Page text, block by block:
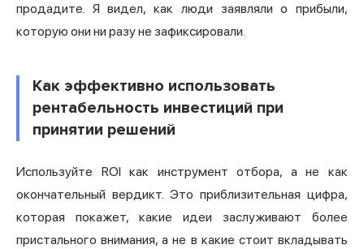
продадите. Я видел, как люди заявляли о прибыли,
которую они ни разу не зафиксировали.
Как эффективно использовать
рентабельность инвестиций при
принятии решений
Используйте ROI как инструмент отбора, а не как
окончательный вердикт. Это приблизительная цифра,
которая покажет, какие идеи заслуживают более
пристального внимания, а не в какие стоит вкладывать